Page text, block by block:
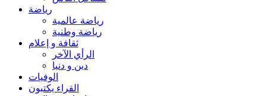
رياضة
رياضة عالمية
رياضة وطنية
ثقافة و إعلام
الرأي الآخر
دين و دنيا
الوفيات
القراء يكتبون